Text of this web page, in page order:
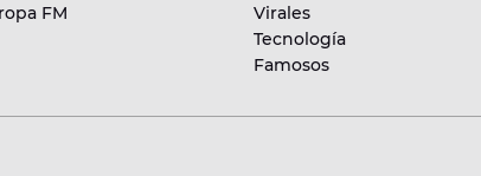
FM
Virales
Tecnología
Famosos